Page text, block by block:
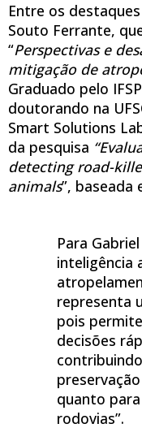
Entre os
Souto Ferrante,
“Perspectivas e
mitigação de
Graduado pelo
doutorando na
Smart Solutions
da pesquisa
detecting road-
animals”, baseada
Para
inteligência
representa
pois
decisões
quanto
rodovias”.